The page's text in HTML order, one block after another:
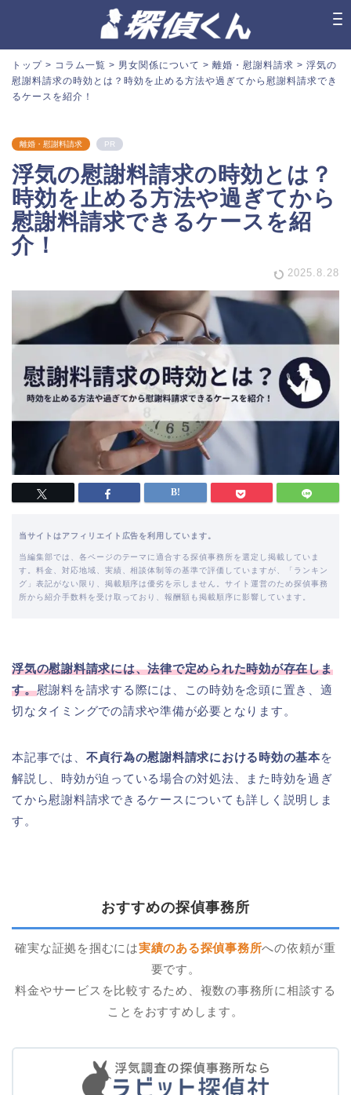
トップ > コラム一覧 > 男女関係について > 離婚・慰謝料請求 > 浮気の
慰謝料請求の時効とは？時効を止める方法や過ぎてから慰謝料請求でき
るケースを紹介！
離婚・慰謝料請求 PR
浮気の慰謝料請求の時効とは？
時効を止める方法や過ぎてから
慰謝料請求できるケースを紹
介！
2025.8.28
当サイトはアフィリエイト広告を利用しています。
当編集部では、各ページのテーマに適合する探偵事務所を選定し掲載していま
す。料金、対応地域、実績、相談体制等の基準で評価していますが、「ランキン
グ」表記がない限り、掲載順序は優劣を示しません。サイト運営のため探偵事務
所から紹介手数料を受け取っており、報酬額も掲載順序に影響しています。
浮気の慰謝料請求には、法律で定められた時効が存在しま
す。慰謝料を請求する際には、この時効を念頭に置き、適
切なタイミングでの請求や準備が必要となります。
本記事では、 不貞行為の慰謝料請求における時効の基本を
解説し、時効が迫っている場合の対処法、また時効を過ぎ
てから慰謝料請求できるケースについても詳しく説明しま
す。
おすすめの探偵事務所
確実な証拠を掴むには実績のある探偵事務所への依頼が重
要です。
料金やサービスを比較するため、複数の事務所に相談する
ことをおすすめします。